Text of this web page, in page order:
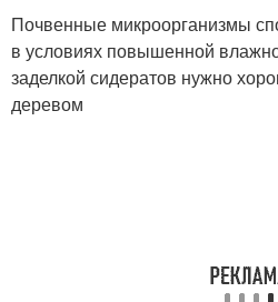
Почвенные микроорганизмы
в условиях повышенной
заделкой сидератов нужно
деревом